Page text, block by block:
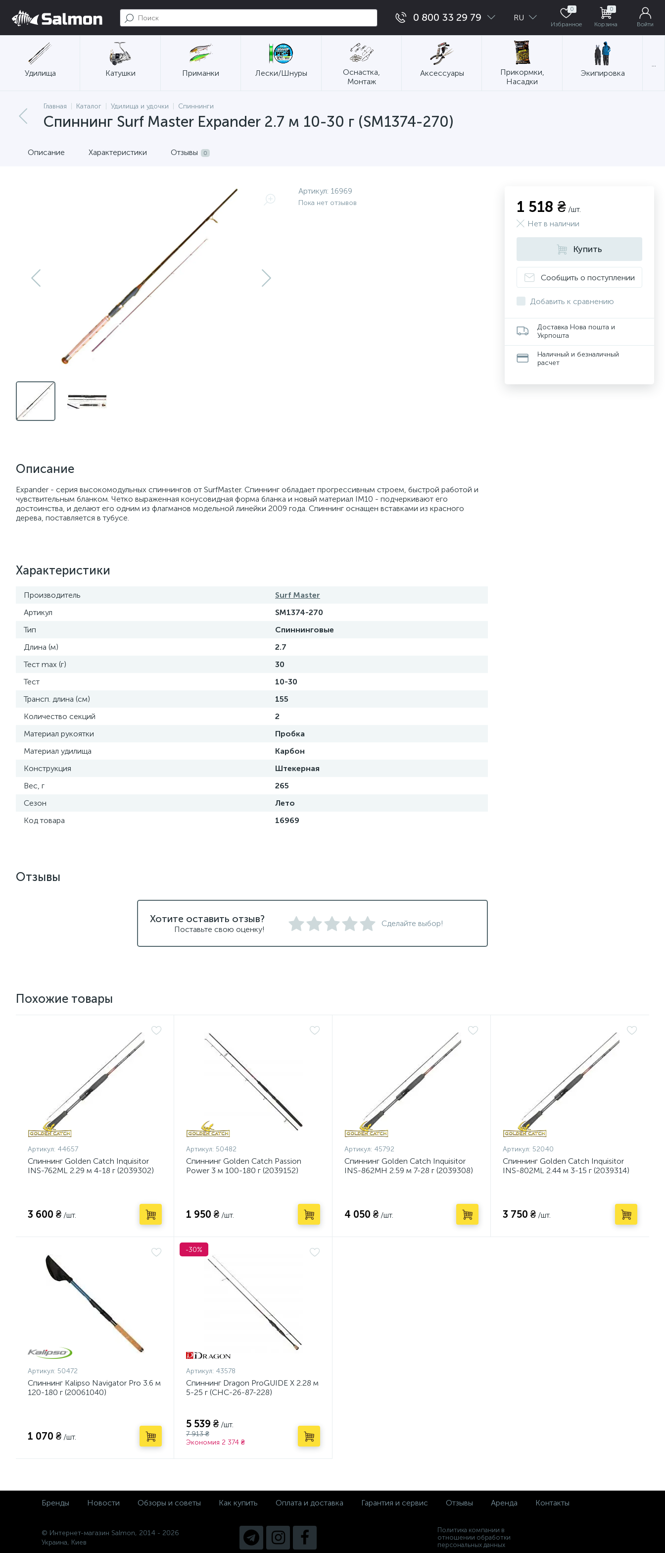
0 800 33 29 79 RU
0
Избранное
0
Корзина Войти
Удилища Катушки Приманки Лески/Шнуры
Оснастка,
Монтаж
Аксессуары
Прикормки,
Насадки
Экипировка
Главная Каталог Удилища и удочки Спиннинги
Спиннинг Surf Master Expander 2.7 м 10-30 г (SM1374-270)
Описание Характеристики Отзывы 0
Артикул: 16969
Пока нет отзывов
Описание
Expander - серия высокомодульных спиннингов от SurfMaster. Спиннинг обладает прогрессивным строем, быстрой работой и
чувствительным бланком. Четко выраженная конусовидная форма бланка и новый материал IM10 - подчеркивают его
достоинства, и делают его одним из флагманов модельной линейки 2009 года. Спиннинг оснащен вставками из красного
дерева, поставляется в тубусе.
Характеристики
Производитель
Surf Master
Артикул
SM1374-270
Тип
Спиннинговые
Длина (м)
2.7
Тест max (г)
30
Тест
10-30
Трансп. длина (см)
155
Количество секций
2
Материал рукоятки
Пробка
Материал удилища
Карбон
Конструкция
Штекерная
Вес, г
265
Сезон
Лето
Код товара
16969
1 518 ₴ /шт.
Нет в наличии
Купить
Сообщить о поступлении
Добавить к сравнению
Доставка Нова пошта и
Укрпошта
Наличный и безналичный
расчет
Отзывы
Хотите оставить отзыв?
Поставьте свою оценку!
Сделайте выбор!
Похожие товары
Артикул: 44657
Спиннинг Golden Catch Inquisitor
INS-762ML 2.29 м 4-18 г (2039302)
3 600 ₴ /шт.
Артикул: 50482
Спиннинг Golden Catch Passion
Power 3 м 100-180 г (2039152)
1 950 ₴ /шт.
Артикул: 45792
Спиннинг Golden Catch Inquisitor
INS-862MH 2.59 м 7-28 г (2039308)
4 050 ₴ /шт.
Артикул: 52040
Спиннинг Golden Catch Inquisitor
INS-802ML 2.44 м 3-15 г (2039314)
3 750 ₴ /шт.
Артикул: 50472
Спиннинг Kalipso Navigator Pro 3.6 м
120-180 г (20061040)
1 070 ₴ /шт.
-30%
Артикул: 43578
Спиннинг Dragon ProGUIDE X 2.28 м
5-25 г (CHC-26-87-228)
5 539 ₴ /шт.
7 913 ₴
Экономия 2 374 ₴
Бренды Новости Обзоры и советы Как купить Оплата и доставка Гарантия и сервис Отзывы Аренда Контакты
© Интернет-магазин Salmon, 2014 - 2026
Украина, Киев
Политика компании в
отношении обработки
персональных данных